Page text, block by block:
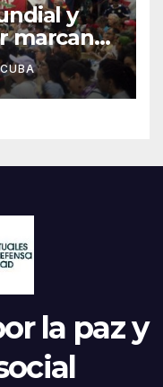
y
marcan
la paz y